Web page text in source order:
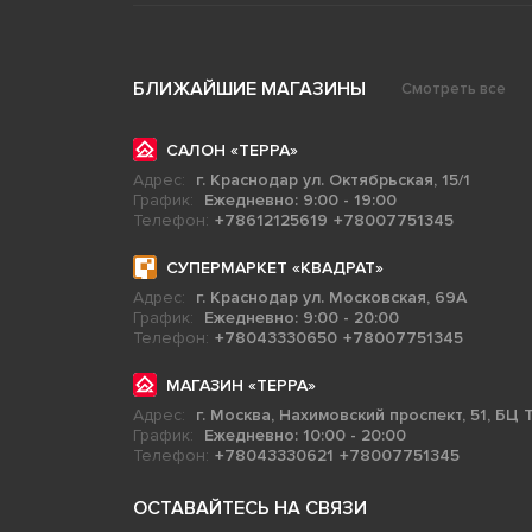
БЛИЖАЙШИЕ МАГАЗИНЫ Смотреть все
САЛОН «ТЕРРА»
Адрес:
г. Краснодар ул. Октябрьская, 15/1
График:
Ежедневно: 9:00 - 19:00
Телефон: +78612125619 +78007751345
СУПЕРМАРКЕТ «КВАДРАТ»
Адрес:
г. Краснодар ул. Московская, 69А
График:
Ежедневно: 9:00 - 20:00
Телефон: +78043330650 +78007751345
МАГАЗИН «ТЕРРА»
Адрес:
г. Москва, Нахимовский проспект, 51, БЦ
График:
Ежедневно: 10:00 - 20:00
Телефон: +78043330621 +78007751345
ОСТАВАЙТЕСЬ НА СВЯЗИ